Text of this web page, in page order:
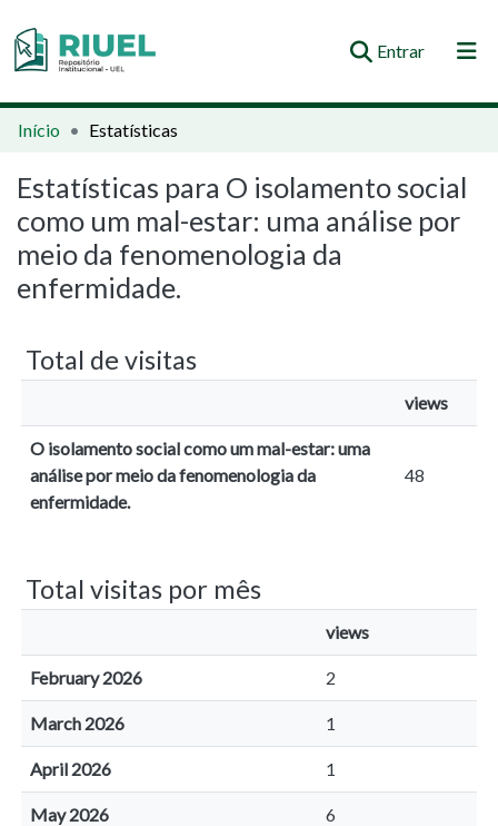
Entrar(current)
Orientações e Normas
Busca no Repositório
Início Estatísticas
Estatísticas para O isolamento social
como um mal-estar: uma análise por
meio da fenomenologia da
enfermidade.
Total de visitas
views
O isolamento social como um mal-estar: uma
análise por meio da fenomenologia da
enfermidade.
48
Total visitas por mês
views
February 2026 2
March 2026 1
April 2026 1
May 2026 6